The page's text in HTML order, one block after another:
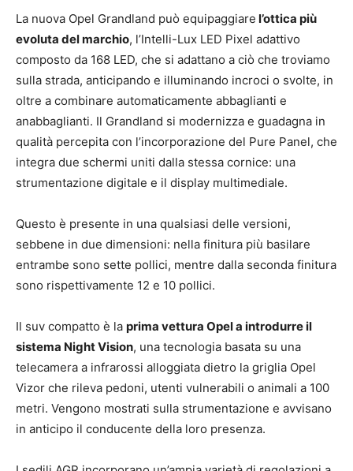
La nuova Opel Grandland può equipaggiare l’ottica più
evoluta del marchio, l’Intelli-Lux LED Pixel adattivo
composto da 168 LED, che si adattano a ciò che troviamo
sulla strada, anticipando e illuminando incroci o svolte, in
oltre a combinare automaticamente abbaglianti e
anabbaglianti. Il Grandland si modernizza e guadagna in
qualità percepita con l’incorporazione del Pure Panel, che
integra due schermi uniti dalla stessa cornice: una
strumentazione digitale e il display multimediale.
Questo è presente in una qualsiasi delle versioni,
sebbene in due dimensioni: nella finitura più basilare
entrambe sono sette pollici, mentre dalla seconda finitura
sono rispettivamente 12 e 10 pollici.
Il suv compatto è la prima vettura Opel a introdurre il
sistema Night Vision, una tecnologia basata su una
telecamera a infrarossi alloggiata dietro la griglia Opel
Vizor che rileva pedoni, utenti vulnerabili o animali a 100
metri. Vengono mostrati sulla strumentazione e avvisano
in anticipo il conducente della loro presenza.